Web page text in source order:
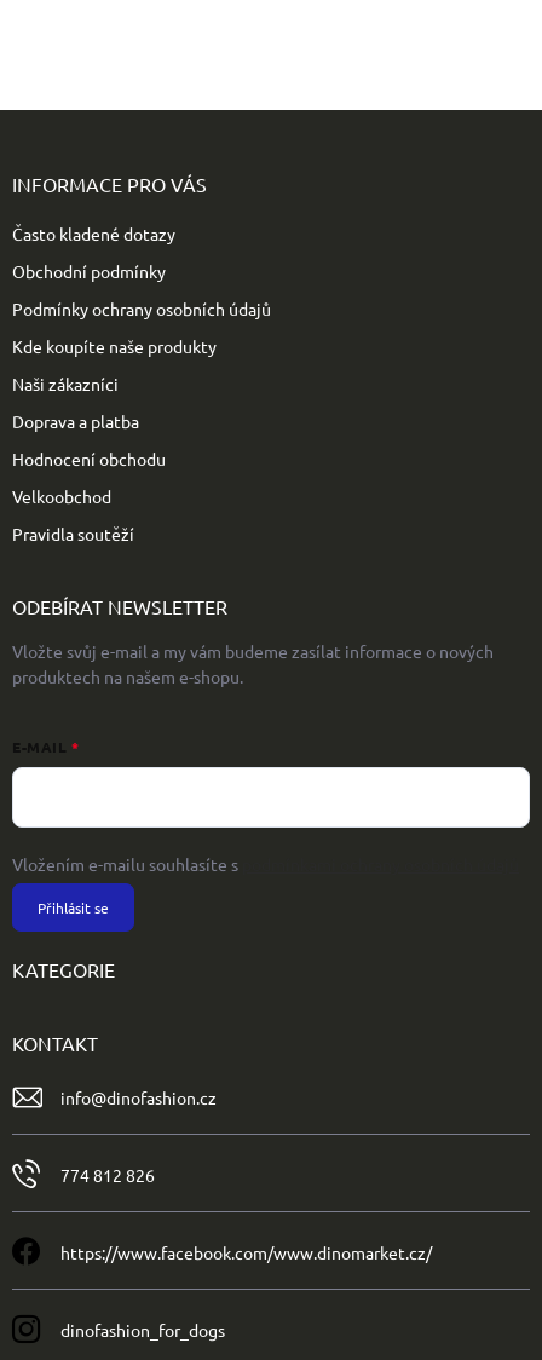
INFORMACE PRO VÁS
Často kladené dotazy
Obchodní podmínky
Podmínky ochrany osobních údajů
Kde koupíte naše produkty
Naši zákazníci
Doprava a platba
Hodnocení obchodu
Velkoobchod
Pravidla soutěží
ODEBÍRAT NEWSLETTER
Vložte svůj e-mail a my vám budeme zasílat informace o nových
produktech na našem e-shopu.
E-MAIL
Vložením e-mailu souhlasíte s
Přihlásit se
KATEGORIE
KONTAKT
info@dinofashion.cz
774 812 826
https://www.facebook.com/www.dinomarket.cz/
dinofashion_for_dogs